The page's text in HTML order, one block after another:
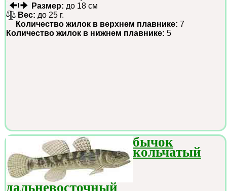
Размер: до 18 см
Вес: до 25 г.
Количество жилок в верхнем плавнике: 7
Количество жилок в нижнем плавнике: 5
бычок
кольчатый
дальневосточный